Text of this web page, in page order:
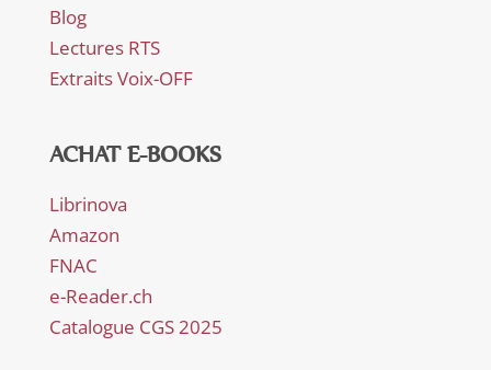
Blog
Lectures RTS
Extraits Voix-OFF
ACHAT E-BOOKS
Librinova
Amazon
FNAC
e-Reader.ch
Catalogue CGS 2025